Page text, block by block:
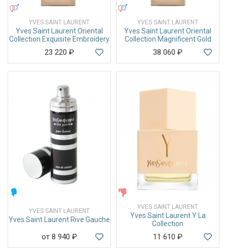
УНИСЕКС
YVES SAINT LAURENT
Yves Saint Laurent Oriental
Collection Exquisite Embroidery
23 220 ₽
УНИСЕКС
YVES SAINT LAURENT
Yves Saint Laurent Oriental
Collection Magnificent Gold
38 060 ₽
YVES SAINT LAURENT
Yves Saint Laurent Rive Gauche
от 8 940 ₽
ЖЕНСКИЕ
YVES SAINT LAURENT
Yves Saint Laurent Y La
Collection
11 610 ₽